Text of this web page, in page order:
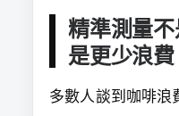
精準測量
是更少浪費
多數人談到咖啡浪